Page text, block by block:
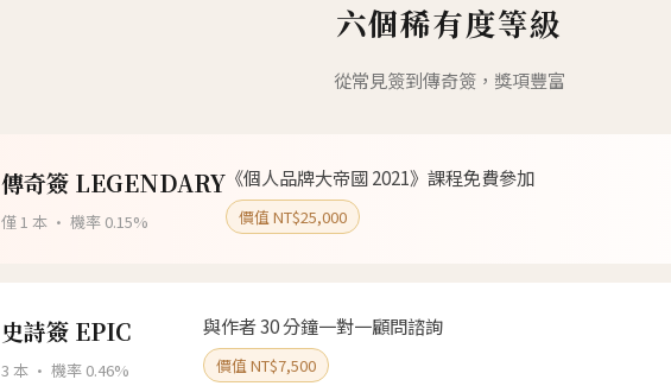
六個稀有度等級
從常見簽到傳奇簽，獎項豐富
傳奇簽 LEGENDARY
僅 1 本 · 機率 0.15%
《個人品牌大帝國 2021》課程免費參加
價值 NT$25,000
史詩簽 EPIC
3 本 · 機率 0.46%
與作者 30 分鐘一對一顧問諮詢
價值 NT$7,500